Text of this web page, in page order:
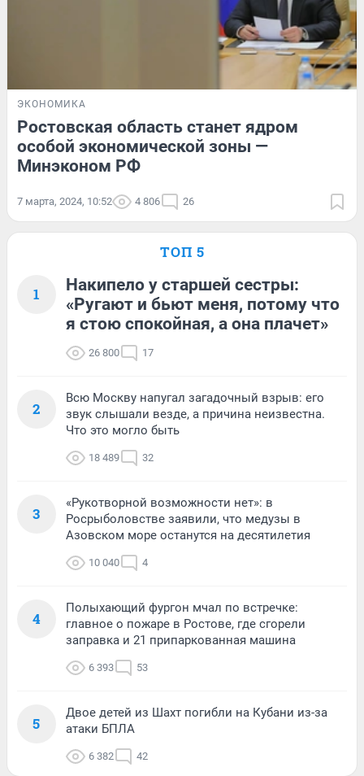
ЭКОНОМИКА
Ростовская область станет ядром
особой экономической зоны —
Минэконом РФ
7 марта, 2024, 10:52 4 806 26
ТОП 5
1
Накипело у старшей сестры:
«Ругают и бьют меня, потому что
я стою спокойная, а она плачет»
26 800 17
2
Всю Москву напугал загадочный взрыв: его
звук слышали везде, а причина неизвестна.
Что это могло быть
18 489 32
3
«Рукотворной возможности нет»: в
Росрыболовстве заявили, что медузы в
Азовском море останутся на десятилетия
10 040 4
4
Полыхающий фургон мчал по встречке:
главное о пожаре в Ростове, где сгорели
заправка и 21 припаркованная машина
6 393 53
5
Двое детей из Шахт погибли на Кубани из-за
атаки БПЛА
6 382 42